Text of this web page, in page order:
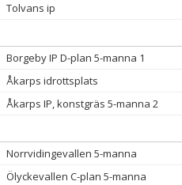
Tolvans ip
Borgeby IP D-plan 5-manna 1
Åkarps idrottsplats
Åkarps IP, konstgräs 5-manna 2
Norrvidingevallen 5-manna
Ölyckevallen C-plan 5-manna